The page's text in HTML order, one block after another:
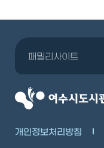
패밀리사이트
개인정보처리방침